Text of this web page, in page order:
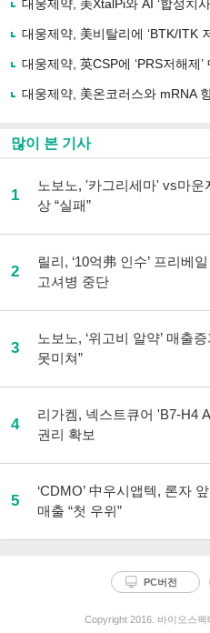
유
기
대웅제약, 美XtalPi와 AI ‘합성치
대웅제약, 美비탈리에 ‘BTK/ITK
대웅제약, 英CSP에 ‘PRS저해제
대웅제약, 美온코러스와 mRNA
많이 본 기사
1
노보노, '카그리세마' vs마운
상 “실패”
2
릴리, ‘10억弗 인수’ 프리베
고셔병 중단
3
노보노, ‘위고비 알약’ 매출
못미쳐”
4
리가켐, 넥스트큐어 'B7-H4
권리 확보
5
‘CDMO’ 中우시앱텍, 론자
매출 “첫 우위”
PC버전
Copyright 2016. 바이오스